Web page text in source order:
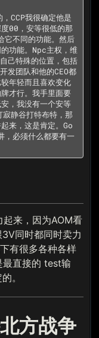
CCP我很确定他是
00，安等很低的那
它不同的功能。然后
功能。Npc主权，维
己特殊的位置，包括
发团队和他的CEO都
年轻而且喜欢变化
才行。我手里面要
，我没有一个安等
静谷打特布特，那
来，这是肯定。Go
，必须什么都要有一
来，因为AOM看
同时都同时卖力
有很多各种各样
最直接的 test输
。
方战争